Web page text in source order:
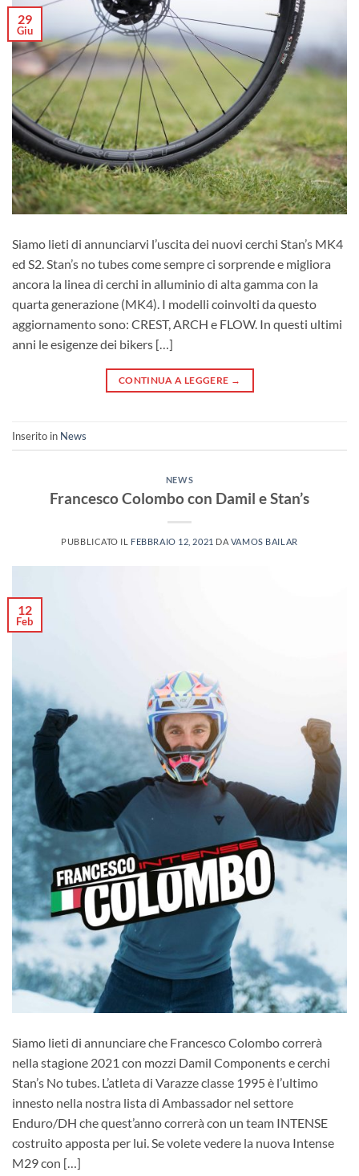
29
Giu
Siamo lieti di annunciarvi l’uscita dei nuovi cerchi Stan’s MK4
ed S2. Stan’s no tubes come sempre ci sorprende e migliora
ancora la linea di cerchi in alluminio di alta gamma con la
quarta generazione (MK4). I modelli coinvolti da questo
aggiornamento sono: CREST, ARCH e FLOW. In questi ultimi
anni le esigenze dei bikers […]
CONTINUA A LEGGERE →
Inserito in News
NEWS
Francesco Colombo con Damil e Stan’s
PUBBLICATO IL FEBBRAIO 12, 2021 DA VAMOS BAILAR
12
Feb
Siamo lieti di annunciare che Francesco Colombo correrà
nella stagione 2021 con mozzi Damil Components e cerchi
Stan’s No tubes. L’atleta di Varazze classe 1995 è l’ultimo
innesto nella nostra lista di Ambassador nel settore
Enduro/DH che quest’anno correrà con un team INTENSE
costruito apposta per lui. Se volete vedere la nuova Intense
M29 con […]